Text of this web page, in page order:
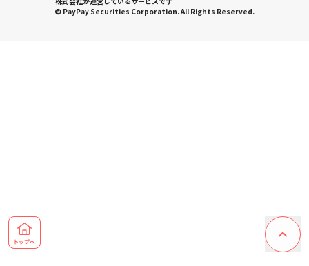
© PayPay Securities Corporation. All Rights Reserved.